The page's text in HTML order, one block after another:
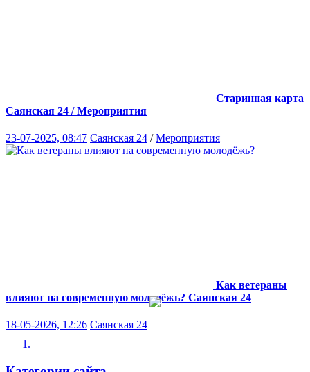
Старинная карта
Саянская 24 / Мероприятия
23-07-2025, 08:47 Саянская 24 /Мероприятия
Как ветераны
влияют на современную молодёжь? Саянская 24
18-05-2026, 12:26 Саянская 24